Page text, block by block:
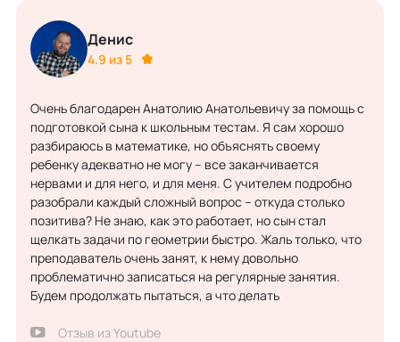
Денис
4.9 из 5
Очень благодарен Анатолию Анатольевичу за помощь с
подготовкой сына к школьным тестам. Я сам хорошо
разбираюсь в математике, но объяснять своему
ребенку адекватно не могу – все заканчивается
нервами и для него, и для меня. С учителем подробно
разобрали каждый сложный вопрос – откуда столько
позитива? Не знаю, как это работает, но сын стал
щелкать задачи по геометрии быстро. Жаль только, что
преподаватель очень занят, к нему довольно
проблематично записаться на регулярные занятия.
Будем продолжать пытаться, а что делать
Отзыв из Youtube